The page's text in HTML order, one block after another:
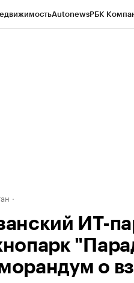
AutonewsРБК
ИТ-
о